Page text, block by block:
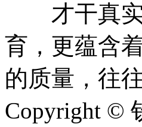
才干真实
育，更蕴含
的质量，往
Copyright ©